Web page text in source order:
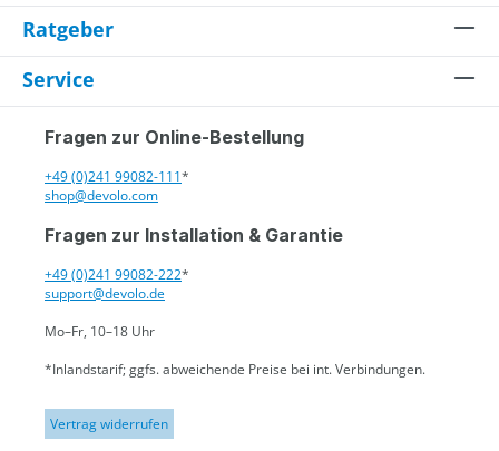
Ratgeber
Service
Fragen zur Online-Bestellung
+49 (0)241 99082-111*
shop@devolo.com
Fragen zur Installation & Garantie
+49 (0)241 99082-222*
support@devolo.de
Mo–Fr, 10–18 Uhr
*Inlandstarif; ggfs. abweichende Preise bei int. Verbindungen.
Vertrag widerrufen